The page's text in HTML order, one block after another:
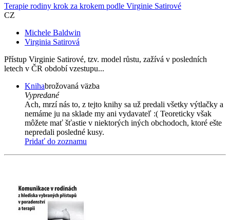
Terapie rodiny krok za krokem podle Virginie Satirové
CZ
Michele Baldwin
Virginia Satirová
Přístup Virginie Satirové, tzv. model růstu, zažívá v posledních
letech v ČR období vzestupu...
Knihabrožovaná väzba
Vypredané
Ach, mrzí nás to, z tejto knihy sa už predali všetky výtlačky a
nemáme ju na sklade my ani vydavateľ :( Teoreticky však
môžete mať šťastie v niektorých iných obchodoch, ktoré ešte
nepredali posledné kusy.
Pridať do zoznamu